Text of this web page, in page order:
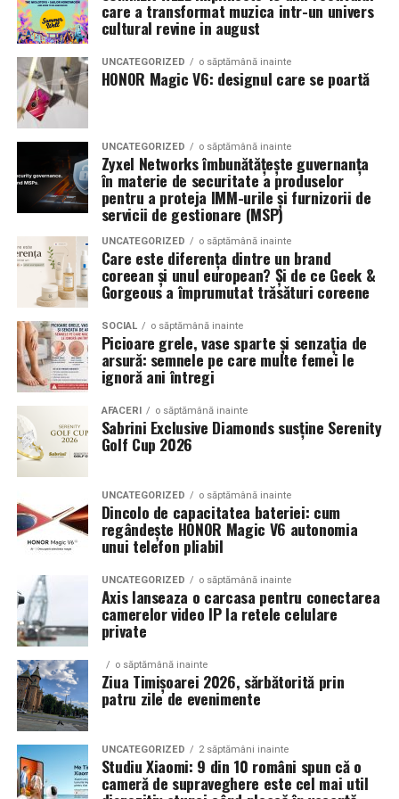
Romanita Events continuă astfel să fie o gazdă
importantă a momentelor speciale din Maramureș,
combinând experiența organizatorică cu capacitatea de
a transforma fiecare eveniment într-o amintire
deosebită pentru participanți.
in care masina sta pe roti. O alegere inspirata poate
accentua liniile caroseriei si poate oferi un look
echilibrat, in timp ce o alegere gresita poate strica
proportiile, chiar daca restul masinii este bine realizat.
Anvelopele ca element vizual la show-uri auto
La evenimentele auto din Cluj, anvelopele nu sunt doar
componente functionale, ci si elemente vizuale. Publicul
si fotografii surprind adesea detalii precum modul in
care roata umple aripa, distanta fata de caroserie si
aspectul general al ansamblului roata-janta.
Anvelopele curate, cu dimensiuni corecte si uzura
uniforma, contribuie la imaginea profesionala a unei
masini de show. In multe cazuri, acestea completeaza
jantele si intaresc conceptul ales de proprietar, fie ca
vorbim despre un stil elegant, sportiv sau minimalist.
Echilibrul dintre estetica si utilizare reala
Un aspect specific evenimentelor auto din Cluj este
prezenta multor masini care nu sunt doar proiecte de
show, ci si vehicule utilizate zilnic. Proprietarii acestora
cauta solutii care sa le permita sa participe la
evenimente fara a sacrifica complet confortul sau
siguranta pe drumurile publice.
In acest context, anvelopele alese trebuie sa ofere un
echilibru intre aspect si functionalitate. Multi pasionati
opteaza pentru anvelope care arata bine la show, dar
indiferent de vreme sau sezon.
De ce conteaza tipul de anvelopa la evenimentele din
Cluj
Clujul este un oras in care vremea poate fi imprevizibila,
care a transformat muzica intr-un univers
cultural revine in august
UNCATEGORIZED o săptămână inainte
HONOR Magic V6: designul care se poartă
UNCATEGORIZED o săptămână inainte
Zyxel Networks îmbunătățește guvernanța
în materie de securitate a produselor
pentru a proteja IMM-urile și furnizorii de
servicii de gestionare (MSP)
UNCATEGORIZED o săptămână inainte
Care este diferența dintre un brand
coreean și unul european? Și de ce Geek &
Gorgeous a împrumutat trăsături coreene
SOCIAL o săptămână inainte
Picioare grele, vase sparte și senzația de
arsură: semnele pe care multe femei le
ignoră ani întregi
AFACERI o săptămână inainte
Sabrini Exclusive Diamonds susține Serenity
Golf Cup 2026
UNCATEGORIZED o săptămână inainte
Dincolo de capacitatea bateriei: cum
regândește HONOR Magic V6 autonomia
unui telefon pliabil
UNCATEGORIZED o săptămână inainte
Axis lanseaza o carcasa pentru conectarea
camerelor video IP la retele celulare
private
o săptămână inainte
Ziua Timișoarei 2026, sărbătorită prin
patru zile de evenimente
UNCATEGORIZED 2 săptămâni inainte
Studiu Xiaomi: 9 din 10 români spun că o
cameră de supraveghere este cel mai util